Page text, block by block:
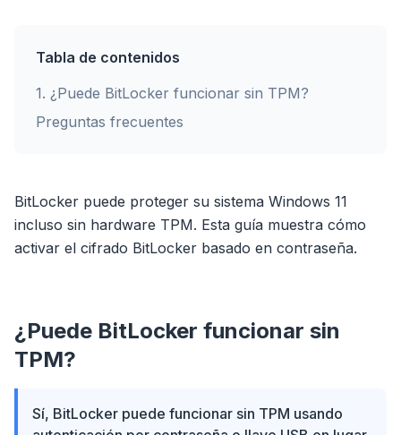
Tabla de contenidos
1. ¿Puede BitLocker funcionar sin TPM?
Preguntas frecuentes
BitLocker puede proteger su sistema Windows 11
incluso sin hardware TPM. Esta guía muestra cómo
activar el cifrado BitLocker basado en contraseña.
¿Puede BitLocker funcionar sin
TPM?
Sí, BitLocker puede funcionar sin TPM usando